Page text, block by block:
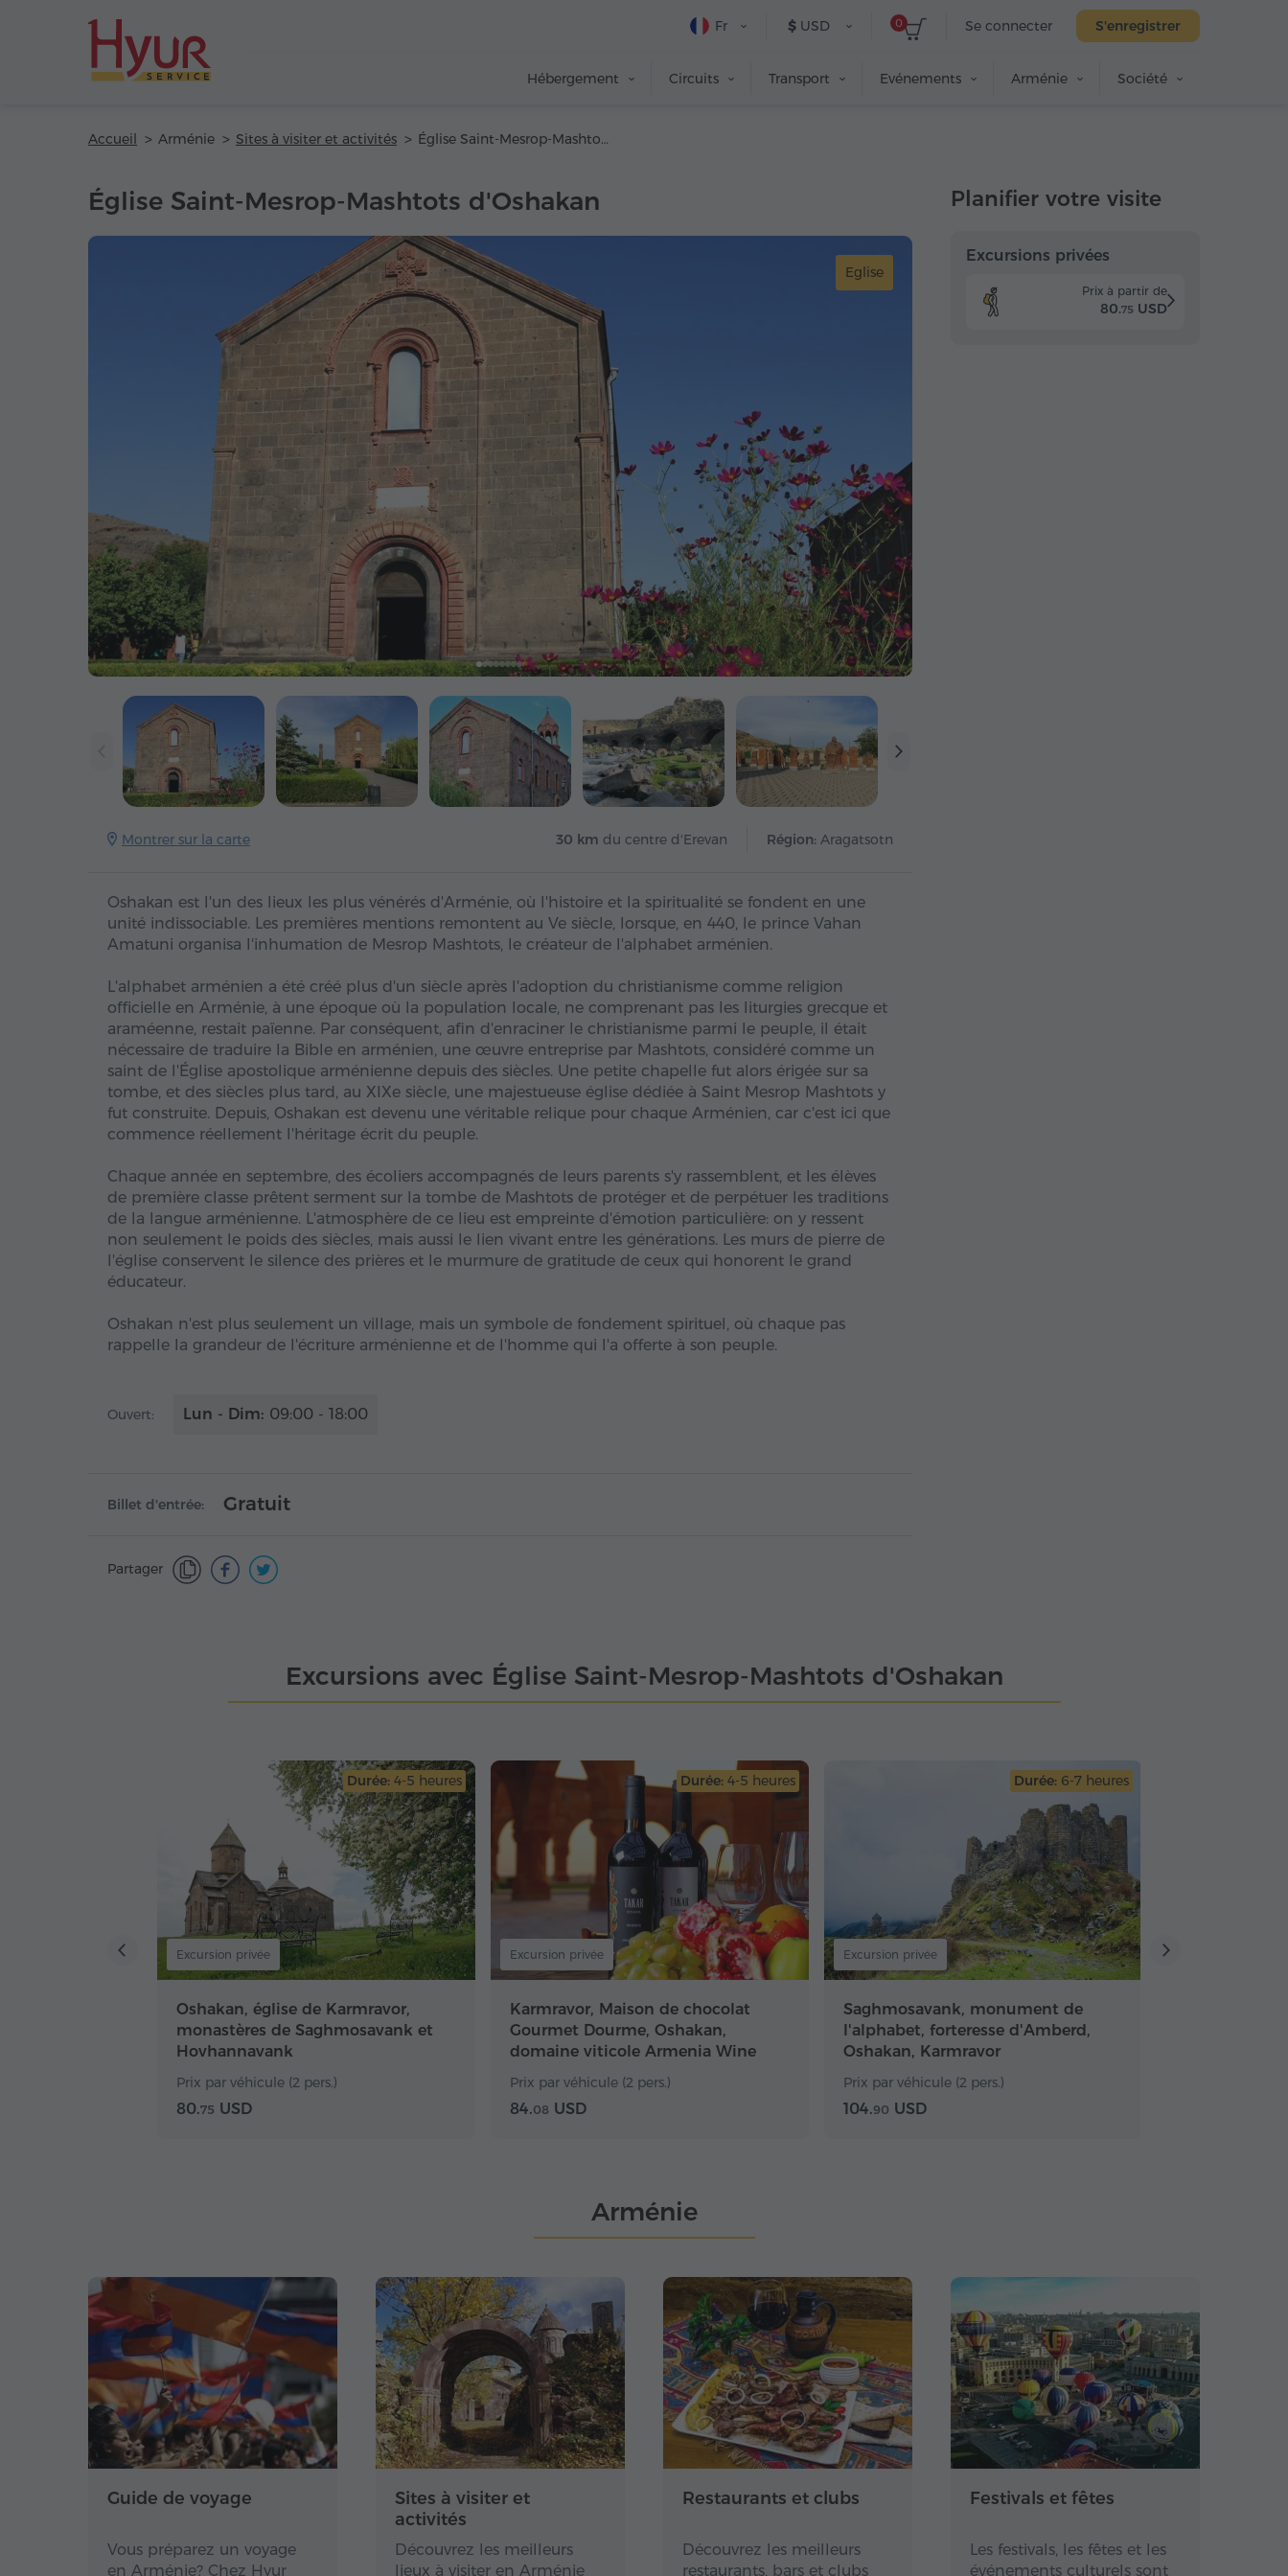
Se connecter S'enregistrer
0
$ USD
Fr
Hébergement Circuits Transport Evénements Arménie Société
Accueil Arménie Sites à visiter et activités Église Saint-Mesrop-Mashtots d'Oshakan
Église Saint-Mesrop-Mashtots d'Oshakan
Eglise
Montrer sur la carte 30 km du centre d'Erevan Région: Aragatsotn
Oshakan est l'un des lieux les plus vénérés d'Arménie, où l'histoire et la spiritualité se fondent en une
unité indissociable. Les premières mentions remontent au Ve siècle, lorsque, en 440, le prince Vahan
Amatuni organisa l'inhumation de Mesrop Mashtots, le créateur de l'alphabet arménien.
L'alphabet arménien a été créé plus d'un siècle après l'adoption du christianisme comme religion
officielle en Arménie, à une époque où la population locale, ne comprenant pas les liturgies grecque et
araméenne, restait païenne. Par conséquent, afin d'enraciner le christianisme parmi le peuple, il était
nécessaire de traduire la Bible en arménien, une œuvre entreprise par Mashtots, considéré comme un
saint de l'Église apostolique arménienne depuis des siècles. Une petite chapelle fut alors érigée sur sa
tombe, et des siècles plus tard, au XIXe siècle, une majestueuse église dédiée à Saint Mesrop Mashtots y
fut construite. Depuis, Oshakan est devenu une véritable relique pour chaque Arménien, car c'est ici que
commence réellement l'héritage écrit du peuple.
Chaque année en septembre, des écoliers accompagnés de leurs parents s'y rassemblent, et les élèves
de première classe prêtent serment sur la tombe de Mashtots de protéger et de perpétuer les traditions
de la langue arménienne. L'atmosphère de ce lieu est empreinte d'émotion particulière: on y ressent
non seulement le poids des siècles, mais aussi le lien vivant entre les générations. Les murs de pierre de
l'église conservent le silence des prières et le murmure de gratitude de ceux qui honorent le grand
éducateur.
Oshakan n'est plus seulement un village, mais un symbole de fondement spirituel, où chaque pas
rappelle la grandeur de l'écriture arménienne et de l'homme qui l'a offerte à son peuple.
Ouvert: Lun - Dim: 09:00 - 18:00
Billet d'entrée: Gratuit
Partager
Planifier votre visite
Excursions privées
Prix à partir de
80.75 USD
Excursions avec Église Saint-Mesrop-Mashtots d'Oshakan
Durée: 4-5 heures
Excursion privée
Oshakan, église de Karmravor,
monastères de Saghmosavank et
Hovhannavank
Prix par véhicule (2 pers.)
80.75 USD
Durée: 4-5 heures
Excursion privée
Karmravor, Maison de chocolat
Gourmet Dourme, Oshakan,
domaine viticole Armenia Wine
Prix par véhicule (2 pers.)
84.08 USD
Durée: 6-7 heures
Excursion privée
Saghmosavank, monument de
l'alphabet, forteresse d'Amberd,
Oshakan, Karmravor
Prix par véhicule (2 pers.)
104.90 USD
Arménie
Guide de voyage
Vous préparez un voyage
en Arménie? Chez Hyur
Sites à visiter et
activités
Découvrez les meilleurs
lieux à visiter en Arménie
Restaurants et clubs
Découvrez les meilleurs
restaurants, bars et clubs
Festivals et fêtes
Les festivals, les fêtes et les
événements culturels sont